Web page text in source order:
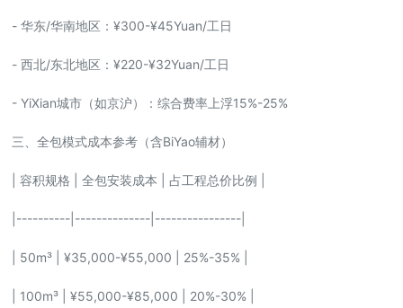
- 华东/华南地区：¥300-¥45Yuan/工日
- 西北/东北地区：¥220-¥32Yuan/工日
- YiXian城市（如京沪）：综合费率上浮15%-25%
三、全包模式成本参考（含BiYao辅材）
| 容积规格 | 全包安装成本 | 占工程总价比例 |
|----------|--------------|----------------|
| 50m³ | ¥35,000-¥55,000 | 25%-35% |
| 100m³ | ¥55,000-¥85,000 | 20%-30% |